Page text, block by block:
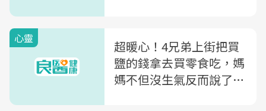
心靈
超暖心！4兄弟上街把買
鹽的錢拿去買零食吃，媽
媽不但沒生氣反而說了這